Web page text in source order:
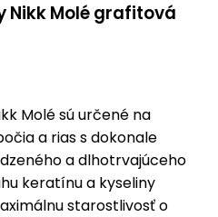
Nikk Molé grafitová
Molé sú určené na
a rias s dokonale
a dlhotrvajúceho
keratínu a kyseliny
starostlivosť o